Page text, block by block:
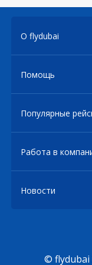
О flydubai
Помощь
Популярные
Работа в
Новости
© flydubai